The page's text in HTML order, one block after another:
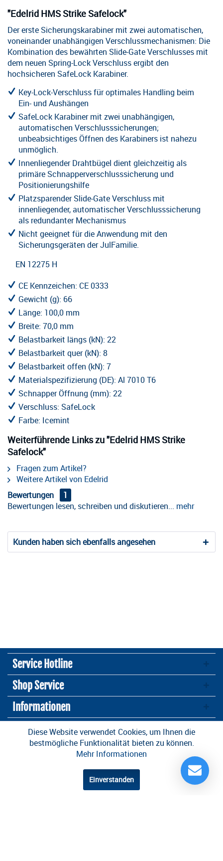
"Edelrid HMS Strike Safelock"
Der erste Sicherungskarabiner mit zwei automatischen,
voneinander unabhängigen Verschlussmechanismen: Die
Kombination des bewährten Slide-Gate Verschlusses mit
dem neuen Spring-Lock Verschluss ergibt den
hochsicheren SafeLock Karabiner.
Key-Lock-Verschluss für optimales Handling beim
Ein- und Aushängen
SafeLock Karabiner mit zwei unabhängigen,
automatischen Verschlusssicherungen;
unbeabsichtiges Öffnen des Karabiners ist nahezu
unmöglich.
Innenliegender Drahtbügel dient gleichzeitig als
primäre Schnapperverschlusssicherung und
Positionierungshilfe
Platzsparender Slide-Gate Verschluss mit
innenliegender, automatischer Verschlusssicherung
als redundanter Mechanismus
Nicht geeignet für die Anwendung mit den
Sicherungsgeräten der JulFamilie.
EN 12275 H
CE Kennzeichen: CE 0333
Gewicht (g): 66
Länge: 100,0 mm
Breite: 70,0 mm
Belastbarkeit längs (kN): 22
Belastbarkeit quer (kN): 8
Belastbarkeit offen (kN): 7
Materialspezifizierung (DE): Al 7010 T6
Schnapper Öffnung (mm): 22
Verschluss: SafeLock
Farbe: Icemint
Weiterführende Links zu "Edelrid HMS Strike
Safelock"
Fragen zum Artikel?
Weitere Artikel von Edelrid
Bewertungen
1
Bewertungen lesen, schreiben und diskutieren... mehr
Kunden haben sich ebenfalls angesehen
Service Hotline
Shop Service
Informationen
Newsletter
* Alle Preise inkl. gesetzl. Mehrwertsteuer zzgl.Versandkosten
und ggf.
Nachnahmegebühren, wenn nicht anders beschrieben
Design und Entwicklung durch die
Diese Website verwendet Cookies, um Ihnen die
bestmögliche Funktionalität bieten zu können.
Mehr Informationen
Einverstanden